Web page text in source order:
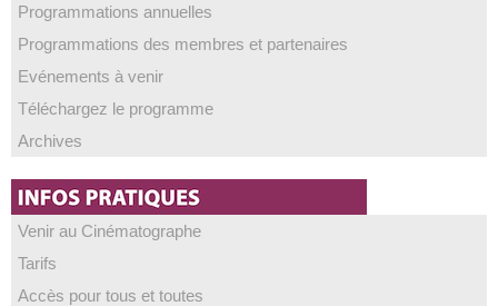
Programmations annuelles
Programmations des membres et partenaires
Evénements à venir
Téléchargez le programme
Archives
Venir au Cinématographe
Tarifs
Accès pour tous et toutes